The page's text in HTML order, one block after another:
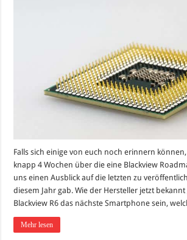
Falls sich einige von euch noch erinnern
knapp 4 Wochen über die eine Blackview
uns einen Ausblick auf die letzten zu
diesem Jahr gab. Wie der Hersteller jetzt
Blackview R6 das nächste Smartphone sein,
Mehr lesen